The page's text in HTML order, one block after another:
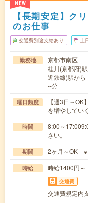
NEW
【長期安定】ク
のお仕事
交通費別途支給あり 土
勤務地
京都市南区
桂川(京都府)
近鉄線)駅か
--分
曜日頻度
【週3日～
を増やしてい
時間
8:00～
さい。
期間 2ヶ月～OK ※
時給 時給1400円～
交通費
交通費規定内